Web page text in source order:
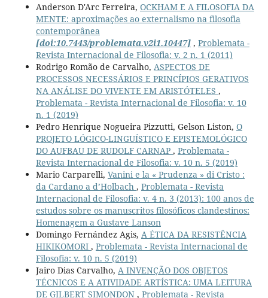
Anderson D'Arc Ferreira, OCKHAM E A FILOSOFIA DA
MENTE: aproximações ao externalismo na filosofia
contemporânea
[doi:10.7443/problemata.v2i1.10447], Problemata -
Revista Internacional de Filosofia: v. 2 n. 1 (2011)
Rodrigo Romão de Carvalho, ASPECTOS DE
PROCESSOS NECESSÁRIOS E PRINCÍPIOS GERATIVOS
NA ANÁLISE DO VIVENTE EM ARISTÓTELES ,
Problemata - Revista Internacional de Filosofia: v. 10
n. 1 (2019)
Pedro Henrique Nogueira Pizzutti, Gelson Liston, O
PROJETO LÓGICO-LINGUÍSTICO E EPISTEMOLÓGICO
DO AUFBAU DE RUDOLF CARNAP , Problemata -
Revista Internacional de Filosofia: v. 10 n. 5 (2019)
Mario Carparelli, Vanini e la « Prudenza » di Cristo :
da Cardano a d’Holbach , Problemata - Revista
Internacional de Filosofia: v. 4 n. 3 (2013): 100 anos de
estudos sobre os manuscritos filosóficos clandestinos:
Homenagem a Gustave Lanson
Domingo Fernández Agis, A ÉTICA DA RESISTÊNCIA
HIKIKOMORI , Problemata - Revista Internacional de
Filosofia: v. 10 n. 5 (2019)
Jairo Dias Carvalho, A INVENÇÃO DOS OBJETOS
TÉCNICOS E A ATIVIDADE ARTÍSTICA: UMA LEITURA
DE GILBERT SIMONDON , Problemata - Revista